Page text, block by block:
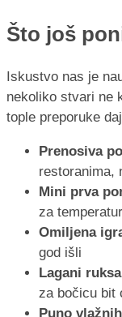
Što još
Iskustvo nas je
nekoliko stvari ne
tople preporuke
Prenosiva
restoranima,
Mini prva
za
Omiljena
god išli
Lagani
za bočicu bit
Puno